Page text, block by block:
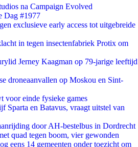
na Campaign Evolved
Dag #1977
exclusieve early access tot uitgebreide
in tegen insectenfabriek Protix om
Jerney Kaagman op 79-jarige leeftijd
droneaanvallen op Moskou en Sint-
voor einde fysieke games
Sparta en Batavus, vraagt uitstel van
door AH-bestelbus in Dordrecht
quad tegen boom, vier gewonden
eens 14 gemeenten onder toezicht om